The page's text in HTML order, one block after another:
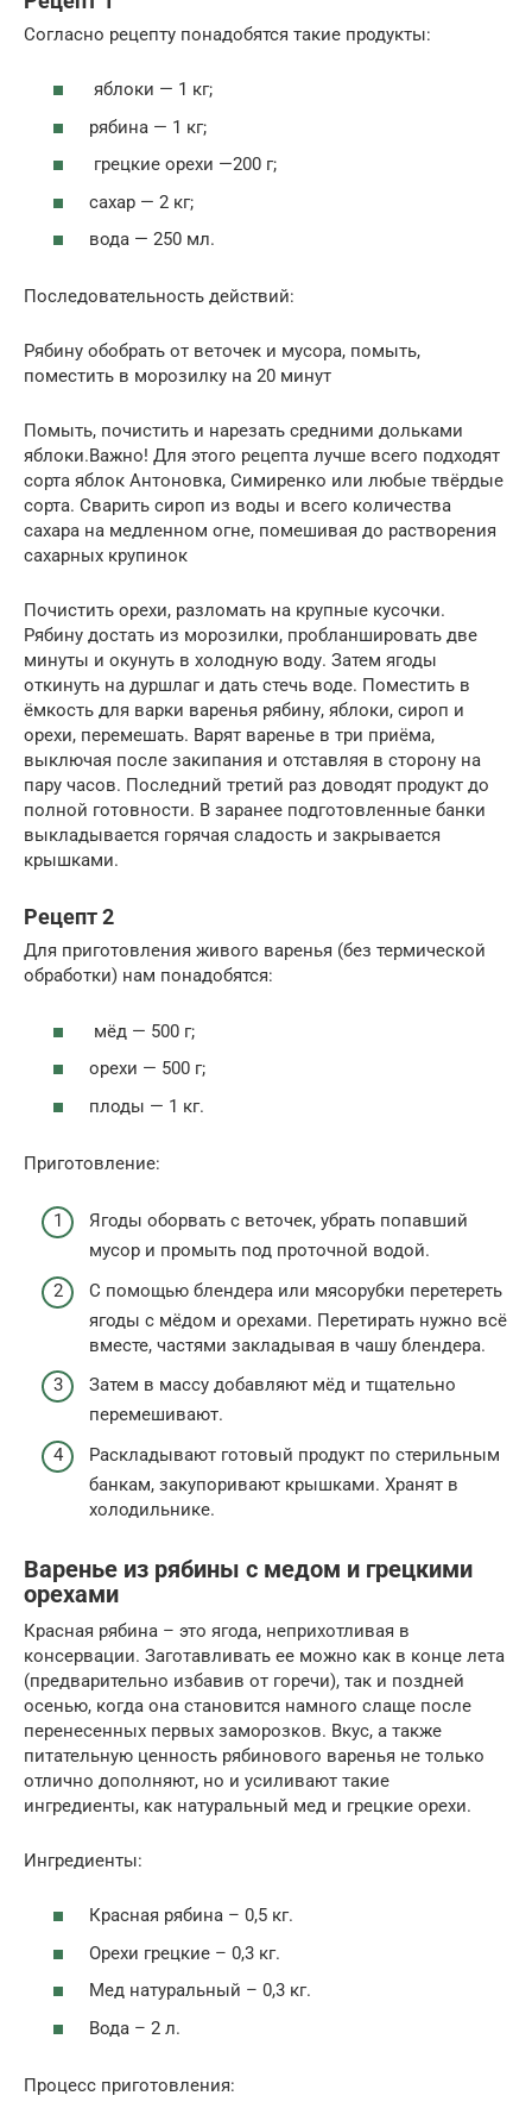
Согласно рецепту понадобятся такие продукты:
яблоки — 1 кг;
рябина — 1 кг;
грецкие орехи —200 г;
сахар — 2 кг;
вода — 250 мл.
Последовательность действий:
Рябину обобрать от веточек и мусора, помыть,
поместить в морозилку на 20 минут
Помыть, почистить и нарезать средними дольками
яблоки.Важно! Для этого рецепта лучше всего подходят
сорта яблок Антоновка, Симиренко или любые твёрдые
сорта. Сварить сироп из воды и всего количества
сахара на медленном огне, помешивая до растворения
сахарных крупинок
Почистить орехи, разломать на крупные кусочки.
Рябину достать из морозилки, пробланшировать две
минуты и окунуть в холодную воду. Затем ягоды
откинуть на дуршлаг и дать стечь воде. Поместить в
ёмкость для варки варенья рябину, яблоки, сироп и
орехи, перемешать. Варят варенье в три приёма,
выключая после закипания и отставляя в сторону на
пару часов. Последний третий раз доводят продукт до
полной готовности. В заранее подготовленные банки
выкладывается горячая сладость и закрывается
крышками.
Рецепт 2
Для приготовления живого варенья (без термической
обработки) нам понадобятся:
мёд — 500 г;
орехи — 500 г;
плоды — 1 кг.
Приготовление:
Ягоды оборвать с веточек, убрать попавший
мусор и промыть под проточной водой.
С помощью блендера или мясорубки перетереть
ягоды с мёдом и орехами. Перетирать нужно всё
вместе, частями закладывая в чашу блендера.
Затем в массу добавляют мёд и тщательно
перемешивают.
Раскладывают готовый продукт по стерильным
банкам, закупоривают крышками. Хранят в
холодильнике.
Варенье из рябины с медом и грецкими
орехами
Красная рябина – это ягода, неприхотливая в
консервации. Заготавливать ее можно как в конце лета
(предварительно избавив от горечи), так и поздней
осенью, когда она становится намного слаще после
перенесенных первых заморозков. Вкус, а также
питательную ценность рябинового варенья не только
отлично дополняют, но и усиливают такие
ингредиенты, как натуральный мед и грецкие орехи.
Ингредиенты:
Красная рябина – 0,5 кг.
Орехи грецкие – 0,3 кг.
Мед натуральный – 0,3 кг.
Вода – 2 л.
Процесс приготовления: